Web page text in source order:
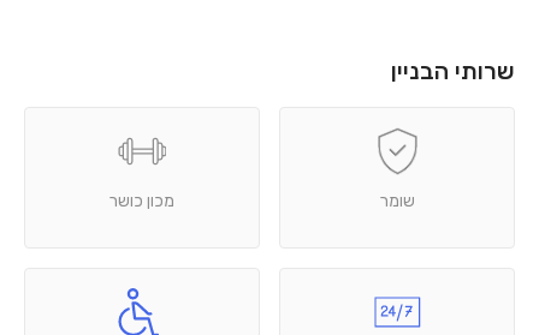
שרותי הבניין
שומר מכון כושר